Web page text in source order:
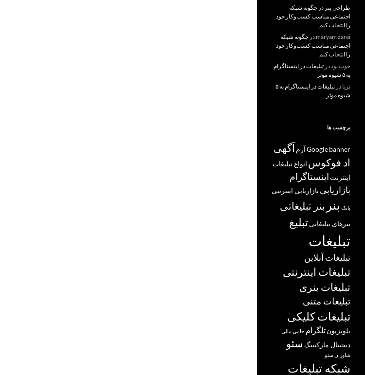
طراحی بنر در چگونه شبکه
اجتماعی مناسب کسب‌وکار خود
را انتخاب کنم
maryam zarei در چگونه شبکه
اجتماعی مناسب کسب‌وکار خود
را انتخاب کنم
خوب بوددر تبلیغات در اینستاگرام
به ۵ شیوه موثر
ثریا در
تبلیغات در اینستاگرام به ۵
شیوه موثر
برچسب ها
banner
Googleآرم آگهی
اد فوکوس انواع تبلیغات
اینترنت اینستاگرام
بازاریابی بازاریابی اینترنتی
بانک بنر بنر تبلیغاتی
بنرهای تبلیغاتیتبلیغ
تبلیغات
تبلیغات آنلاین
تبلیغات اینترنتی
تبلیغات بنری
تبلیغات متنی
تبلیغات کلیکی
تلویزیونتلگرام حامی مالی
دیجیتال مارکتینگ سئو
شاوران سئو
شبکه تبلیغات